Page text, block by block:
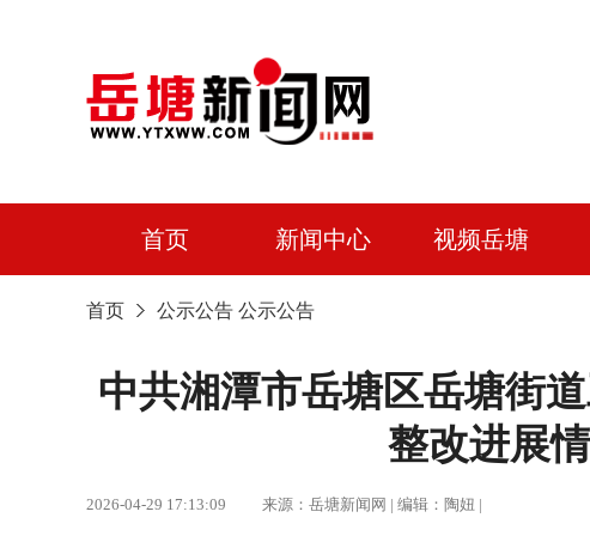
首页 新闻中心 视频岳塘
首页 公示公告 公示公告
中共湘潭市岳塘区岳塘街
整改进展
2026-04-29 17:13:09 来源：岳塘新闻网 | 编辑：陶妞 |